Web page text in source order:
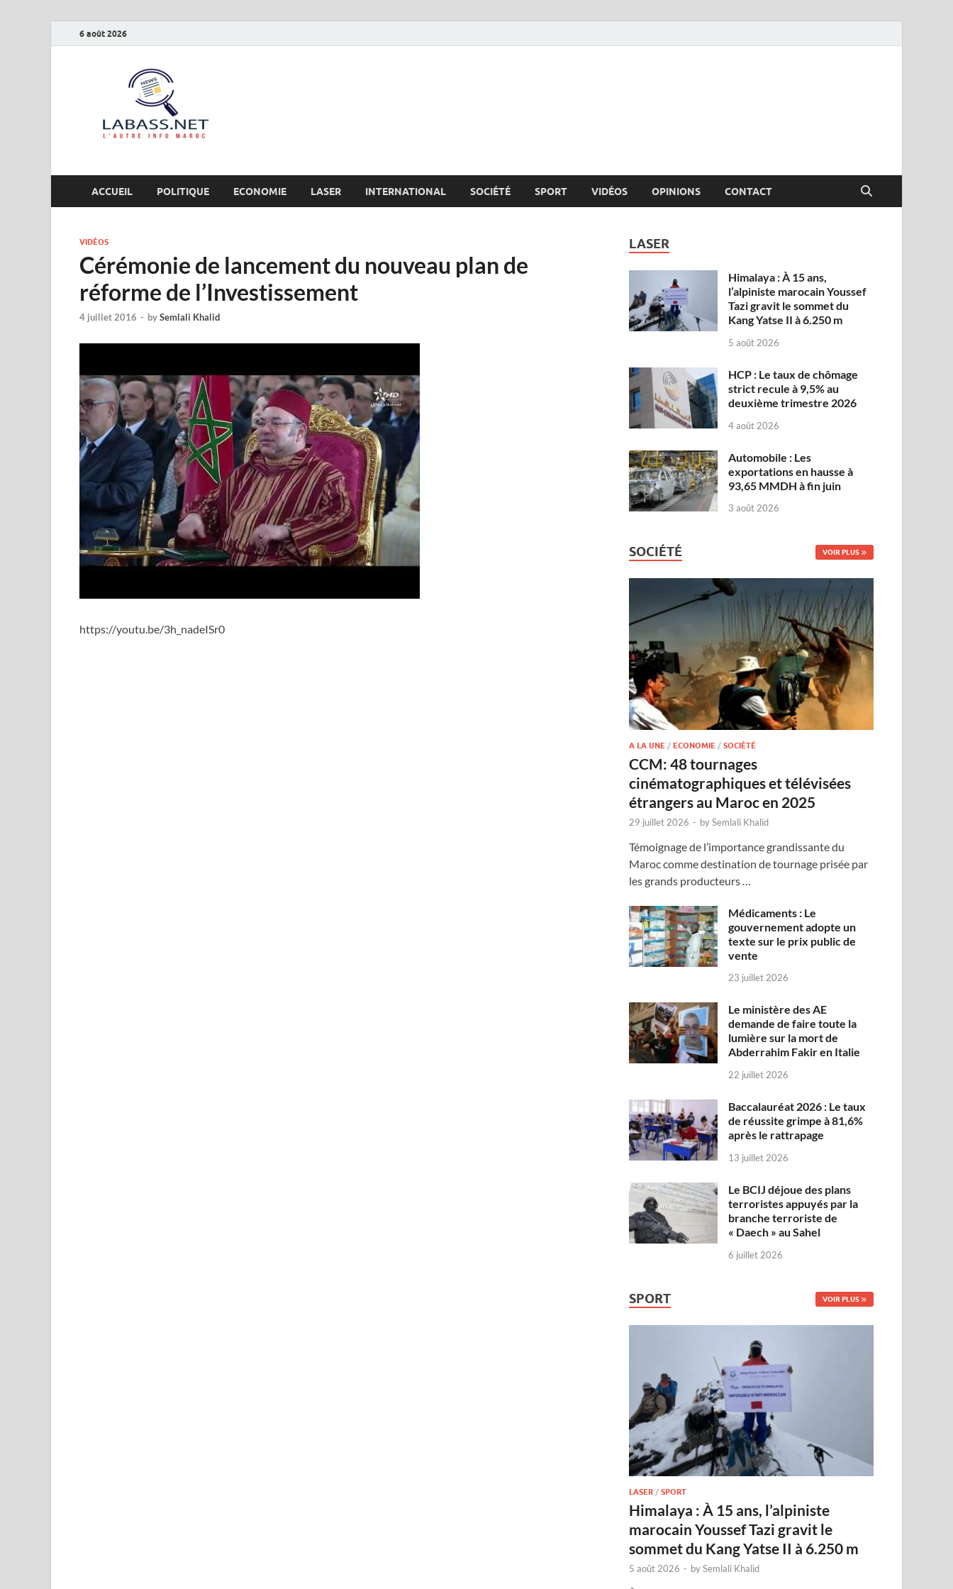
6 août 2026
ACCUEIL POLITIQUE ECONOMIE LASER INTERNATIONAL SOCIÉTÉ SPORT VIDÉOS OPINIONS CONTACT
VIDÉOS
Cérémonie de lancement du nouveau plan de
réforme de l’Investissement
4 juillet 2016 - bySemlali Khalid
https://youtu.be/3h_nadeISr0
LASER
Himalaya : À 15 ans,
l’alpiniste marocain Youssef
Tazi gravit le sommet du
Kang Yatse II à 6.250 m
5 août 2026
HCP : Le taux de chômage
strict recule à 9,5% au
deuxième trimestre 2026
4 août 2026
Automobile : Les
exportations en hausse à
93,65 MMDH à fin juin
3 août 2026
SOCIÉTÉ VOIR PLUS
A LA UNE /ECONOMIE /SOCIÉTÉ
CCM: 48 tournages
cinématographiques et télévisées
étrangers au Maroc en 2025
29 juillet 2026 - bySemlali Khalid
Témoignage de l’importance grandissante du
Maroc comme destination de tournage prisée par
les grands producteurs …
Médicaments : Le
gouvernement adopte un
texte sur le prix public de
vente
23 juillet 2026
Le ministère des AE
demande de faire toute la
lumière sur la mort de
Abderrahim Fakir en Italie
22 juillet 2026
Baccalauréat 2026 : Le taux
de réussite grimpe à 81,6%
après le rattrapage
13 juillet 2026
Le BCIJ déjoue des plans
terroristes appuyés par la
branche terroriste de
« Daech » au Sahel
6 juillet 2026
SPORT VOIR PLUS
LASER /SPORT
Himalaya : À 15 ans, l’alpiniste
marocain Youssef Tazi gravit le
sommet du Kang Yatse II à 6.250 m
5 août 2026 - bySemlali Khalid